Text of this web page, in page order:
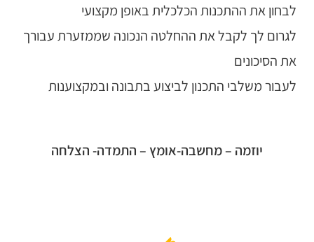
לבחון את ההתכנות הכלכלית באופן מקצועי
לגרום לך לקבל את ההחלטה הנכונה שממזערת עבורך
את הסיכונים
לעבור משלבי התכנון לביצוע בתבונה ובמקצוענות
יוזמה – מחשבה-אומץ – התמדה- הצלחה